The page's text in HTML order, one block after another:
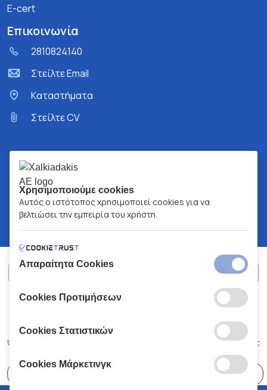
E-cert
Επικοινωνία
2810824140
Στείλτε Email
Kαταστήματα
Στείλτε CV
ΧΑΛΚΙΑΔΑΚΗΣ Α.Ε.
Όροι και Προϋποθέσεις Κώδικας Δεοντολογίας
Χρησιμοποιούμε cookies
Αυτός ο ιστότοπος χρησιμοποιεί cookies για να
βελτιώσει την εμπειρία του χρήστη.
Απαραίτητα Cookies
Cookies Προτιμήσεων
Cookies Στατιστικών
Cookies Μάρκετινγκ